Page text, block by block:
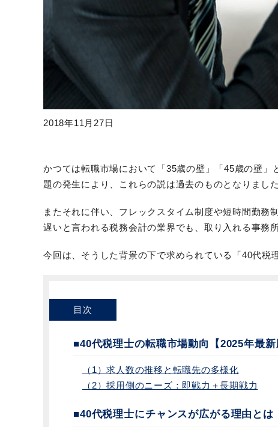
2018年11月27日
かつては転職市場において「35歳の壁」「45歳の壁
題の発生により、これらの説は過去のものとなりました
またそれに伴い、フレックスタイム制度や短時間勤
遅いと言われる税務会計の業界でも、取り入れる事務
今回は、そうした背景の下で求められている「40代税
目次
■40代税理士の転職市場動向【2025年最新
（1）求人数の推移と転職先の多様化
（2）採用側のニーズ：即戦力＋長期戦力
■40代税理士にチャンスが広がる理由とは